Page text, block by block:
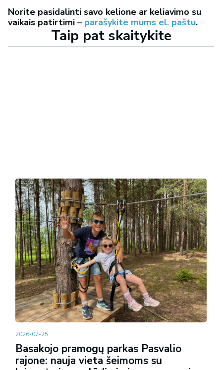
Norite pasidalinti savo kelione ar keliavimo su
vaikais patirtimi – parašykite mums el. paštu.
Taip pat skaitykite
2026-07-25
Basakojo pramogų parkas Pasvalio
rajone: nauja vieta šeimoms su